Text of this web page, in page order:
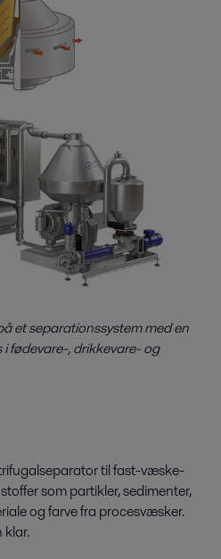
et separationssystem med en
fødevare-, drikkevare- og
til fast-væske-
som partikler, sedimenter,
og farve fra procesvæsker.
klar.